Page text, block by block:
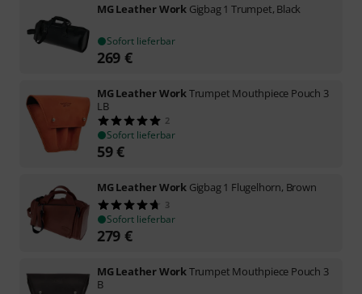
MG Leather Work Gigbag 1 Trumpet, Black
Sofort lieferbar
269 €
MG Leather WorkTrumpet Mouthpiece Pouch 3
LB
2
Sofort lieferbar
59€
MG Leather Work Gigbag 1 Flugelhorn, Brown
3
Sofort lieferbar
279 €
MG Leather WorkTrumpet Mouthpiece Pouch 3
B